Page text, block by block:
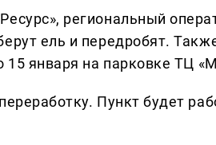
региональный
ель и передробят.
15 января на парковке ТЦ
Пункт будет